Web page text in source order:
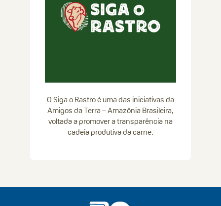
O Siga o Rastro é uma das iniciativas da
Amigos da Terra – Amazônia Brasileira,
voltada a promover a transparência na
cadeia produtiva da carne.